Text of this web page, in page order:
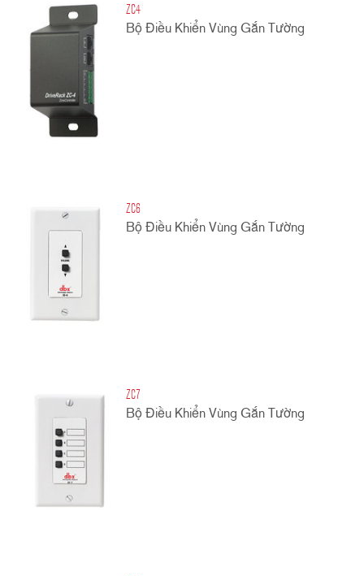
ZC4
Bộ Điều Khiển Vùng Gắn Tường
ZC6
Bộ Điều Khiển Vùng Gắn Tường
ZC7
Bộ Điều Khiển Vùng Gắn Tường